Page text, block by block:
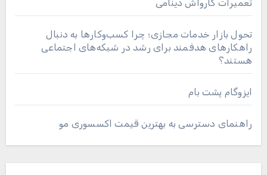
تعمیرات کارواش دینامی
تحول بازار خدمات مجازی؛ چرا کسب‌وکارها به دنبال
راهکارهای هدفمند برای رشد در شبکه‌های اجتماعی
هستند؟
ایزوگام پشت بام
راهنمای دسترسی به بهترین قیمت اکسسوری مو